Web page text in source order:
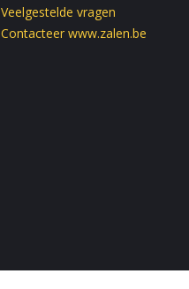
Veelgestelde vragen
Contacteer www.zalen.be